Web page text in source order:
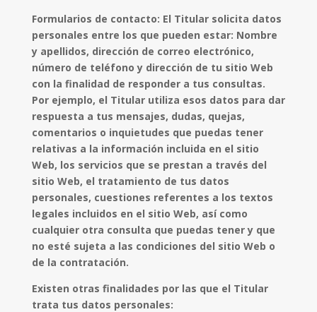
Formularios de contacto: El Titular solicita datos
personales entre los que pueden estar: Nombre
y apellidos, dirección de correo electrónico,
número de teléfono y dirección de tu sitio Web
con la finalidad de responder a tus consultas.
Por ejemplo, el Titular utiliza esos datos para dar
respuesta a tus mensajes, dudas, quejas,
comentarios o inquietudes que puedas tener
relativas a la información incluida en el sitio
Web, los servicios que se prestan a través del
sitio Web, el tratamiento de tus datos
personales, cuestiones referentes a los textos
legales incluidos en el sitio Web, así como
cualquier otra consulta que puedas tener y que
no esté sujeta a las condiciones del sitio Web o
de la contratación.
Existen otras finalidades por las que el Titular
trata tus datos personales: